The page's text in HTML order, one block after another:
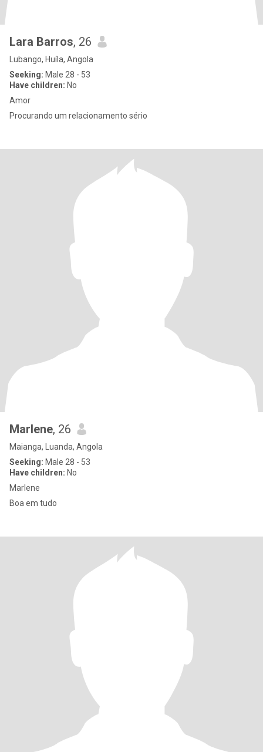
Lara Barros, 26
Lubango, Huíla, Angola
Seeking: Male 28 - 53
Have children: No
Amor
Procurando um relacionamento sério
Marlene, 26
Maianga, Luanda, Angola
Seeking: Male 28 - 53
Have children: No
Marlene
Boa em tudo